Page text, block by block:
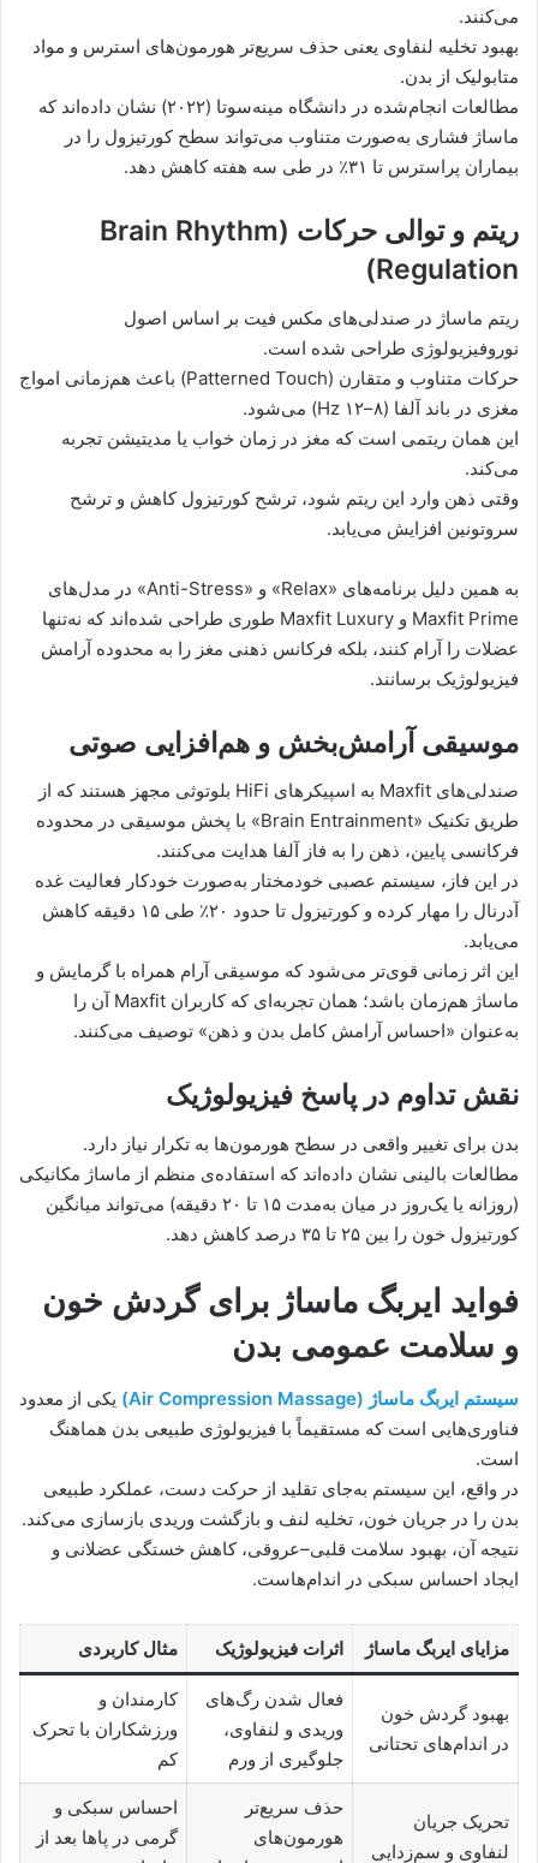
می‌کنند.
بهبود تخلیه لنفاوی یعنی حذف سریع‌تر هورمون‌های استرس و مواد
متابولیک از بدن.
مطالعات انجام‌شده در دانشگاه مینه‌سوتا (۲۰۲۲) نشان داده‌اند که
ماساژ فشاری به‌صورت متناوب می‌تواند سطح کورتیزول را در
بیماران پر‌استرس تا ۳۱٪ در طی سه هفته کاهش دهد.
ریتم و توالی حرکات (Brain Rhythm
Regulation)
ریتم ماساژ در صندلی‌های مکس فیت بر اساس اصول
نوروفیزیولوژی طراحی شده است.
حرکات متناوب و متقارن (Patterned Touch) باعث هم‌زمانی امواج
مغزی در باند آلفا (۸–۱۲ Hz) می‌شود.
این همان ریتمی است که مغز در زمان خواب یا مدیتیشن تجربه
می‌کند.
وقتی ذهن وارد این ریتم شود، ترشح کورتیزول کاهش و ترشح
سروتونین افزایش می‌یابد.
به همین دلیل برنامه‌های «Relax» و «Anti-Stress» در مدل‌های
Maxfit Prime و Maxfit Luxury طوری طراحی شده‌اند که نه‌تنها
عضلات را آرام کنند، بلکه فرکانس ذهنی مغز را به محدوده آرامش
فیزیولوژیک برسانند.
موسیقی آرامش‌بخش و هم‌افزایی صوتی
صندلی‌های Maxfit به اسپیکرهای HiFi بلوتوثی مجهز هستند که از
طریق تکنیک «Brain Entrainment» با پخش موسیقی در محدوده
فرکانسی پایین، ذهن را به فاز آلفا هدایت می‌کنند.
در این فاز، سیستم عصبی خودمختار به‌صورت خودکار فعالیت غده
آدرنال را مهار کرده و کورتیزول تا حدود ۲۰٪ طی ۱۵ دقیقه کاهش
می‌یابد.
این اثر زمانی قوی‌تر می‌شود که موسیقی آرام همراه با گرمایش و
ماساژ هم‌زمان باشد؛ همان تجربه‌ای که کاربران Maxfit آن را
به‌عنوان «احساس آرامش کامل بدن و ذهن» توصیف می‌کنند.
نقش تداوم در پاسخ فیزیولوژیک
بدن برای تغییر واقعی در سطح هورمون‌ها به تکرار نیاز دارد.
مطالعات بالینی نشان داده‌اند که استفاده‌ی منظم از ماساژ مکانیکی
(روزانه یا یک‌روز در میان به‌مدت ۱۵ تا ۲۰ دقیقه) می‌تواند میانگین
کورتیزول خون را بین ۲۵ تا ۳۵ درصد کاهش دهد.
فواید ایر‌بگ ماساژ برای گردش خون
و سلامت عمومی بدن
سیستم ایر‌بگ ماساژ (Air Compression Massage)
یکی از معدود
فناوری‌هایی است که مستقیماً با فیزیولوژی طبیعی بدن هماهنگ
است.
در واقع، این سیستم به‌جای تقلید از حرکت دست، عملکرد طبیعی
بدن را در جریان خون، تخلیه لنف و بازگشت وریدی بازسازی می‌کند.
نتیجه آن، بهبود سلامت قلبی–عروقی، کاهش خستگی عضلانی و
ایجاد احساس سبکی در اندام‌هاست.
مزایای ایر‌بگ ماساژ اثرات فیزیولوژیک مثال کاربردی
بهبود گردش خون
در اندام‌های تحتانی
فعال شدن رگ‌های
وریدی و لنفاوی،
جلوگیری از ورم
کارمندان و
ورزشکاران با تحرک
کم
تحریک جریان
لنفاوی و سم‌زدایی
حذف سریع‌تر
هورمون‌های
احساس سبکی و
گرمی در پاها بعد از